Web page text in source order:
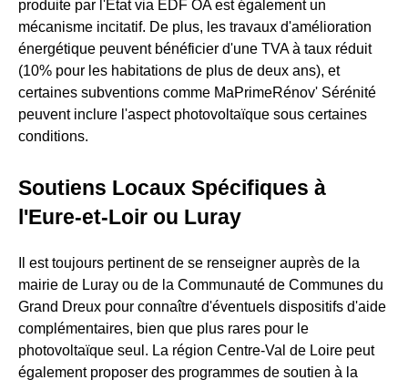
produite par l'État via EDF OA est également un
mécanisme incitatif. De plus, les travaux d'amélioration
énergétique peuvent bénéficier d'une TVA à taux réduit
(10% pour les habitations de plus de deux ans), et
certaines subventions comme MaPrimeRénov' Sérénité
peuvent inclure l'aspect photovoltaïque sous certaines
conditions.
Soutiens Locaux Spécifiques à
l'Eure-et-Loir ou Luray
Il est toujours pertinent de se renseigner auprès de la
mairie de Luray ou de la Communauté de Communes du
Grand Dreux pour connaître d'éventuels dispositifs d'aide
complémentaires, bien que plus rares pour le
photovoltaïque seul. La région Centre-Val de Loire peut
également proposer des programmes de soutien à la